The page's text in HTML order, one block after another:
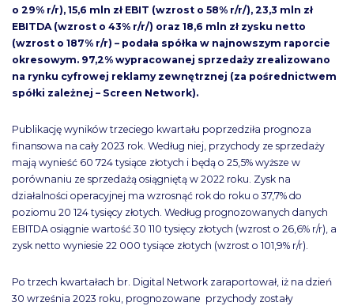
o 29% r/r), 15,6 mln zł EBIT (wzrost o 58% r/r/), 23,3 mln zł
EBITDA (wzrost o 43% r/r/) oraz 18,6 mln zł zysku netto
(wzrost o 187% r/r) – podała spółka w najnowszym raporcie
okresowym. 97,2% wypracowanej sprzedaży zrealizowano
na rynku cyfrowej reklamy zewnętrznej (za pośrednictwem
spółki zależnej – Screen Network).
Publikację wyników trzeciego kwartału poprzedziła prognoza
finansowa na cały 2023 rok. Według niej, przychody ze sprzedaży
mają wynieść 60 724 tysiące złotych i będą o 25,5% wyższe w
porównaniu ze sprzedażą osiągniętą w 2022 roku. Zysk na
działalności operacyjnej ma wzrosnąć rok do roku o 37,7% do
poziomu 20 124 tysięcy złotych. Według prognozowanych danych
EBITDA osiągnie wartość 30 110 tysięcy złotych (wzrost o 26,6% r/r), a
zysk netto wyniesie 22 000 tysiące złotych (wzrost o 101,9% r/r).
Po trzech kwartałach br. Digital Network zaraportował, iż na dzień
30 września 2023 roku, prognozowane przychody zostały